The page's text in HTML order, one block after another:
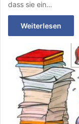
dass sie ein…
Weiterlesen